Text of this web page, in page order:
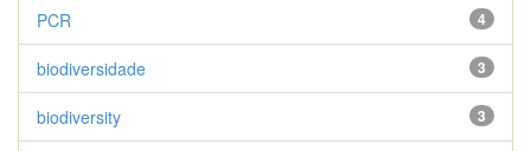
4
PCR
3
biodiversidade
3
biodiversity